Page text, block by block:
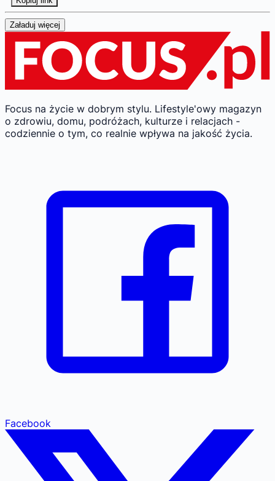
Załaduj więcej
Focus na życie w dobrym stylu. Lifestyle'owy magazyn
o zdrowiu, domu, podróżach, kulturze i relacjach -
codziennie o tym, co realnie wpływa na jakość życia.
Facebook